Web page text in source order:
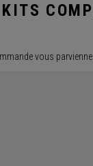
vous parvienne